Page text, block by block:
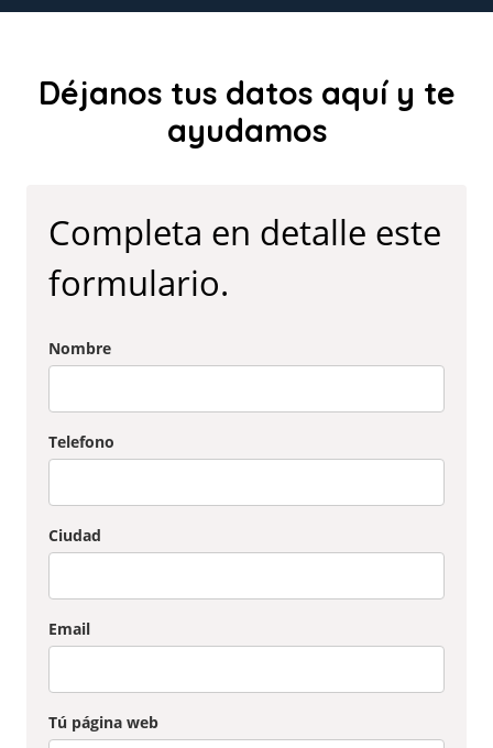
Déjanos tus datos aquí y te
ayudamos
Completa en detalle este
formulario.
Nombre
Telefono
Ciudad
Email
Tú página web